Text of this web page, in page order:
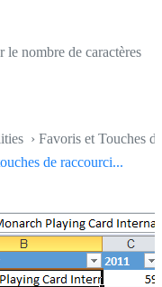
le nombre de caractères
› Favoris et Touches de
de raccourci...